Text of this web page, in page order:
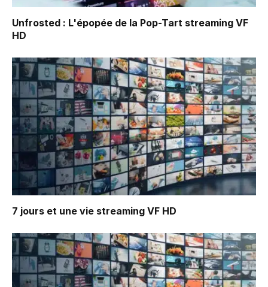
Unfrosted : L'épopée de la Pop-Tart streaming VF
HD
7 jours et une vie streaming VF HD